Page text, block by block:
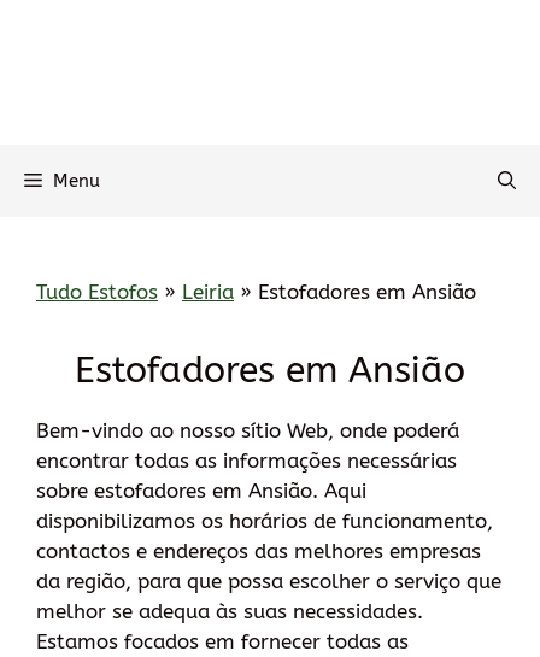
Menu
Tudo Estofos » Leiria » Estofadores em Ansião
Estofadores em Ansião
Bem-vindo ao nosso sítio Web, onde poderá
encontrar todas as informações necessárias
sobre estofadores em Ansião. Aqui
disponibilizamos os horários de funcionamento,
contactos e endereços das melhores empresas
da região, para que possa escolher o serviço que
melhor se adequa às suas necessidades.
Estamos focados em fornecer todas as